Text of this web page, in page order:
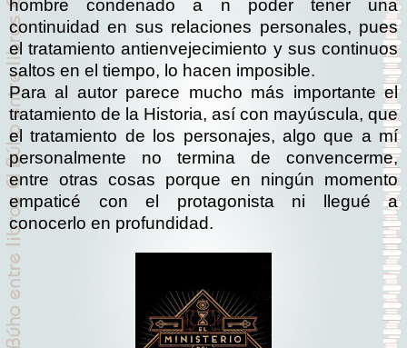
hombre condenado a n poder tener una
continuidad en sus relaciones personales, pues
el tratamiento antienvejecimiento y sus continuos
saltos en el tiempo, lo hacen imposible.
Para al autor parece mucho más importante el
tratamiento de la Historia, así con mayúscula, que
el tratamiento de los personajes, algo que a mí
personalmente no termina de convencerme,
entre otras cosas porque en ningún momento
empaticé con el protagonista ni llegué a
conocerlo en profundidad.